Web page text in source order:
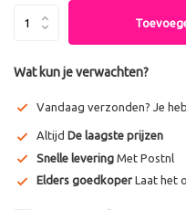
Wat kun je verwachten?
Vandaag verzonden? Je
Altijd De laagste prijzen
Snelle levering Met Postnl
Elders goedkoper Laat het